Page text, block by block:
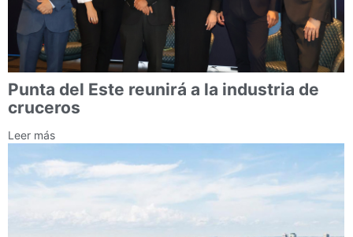
Punta del Este reunirá a la industria de
cruceros
Leer más